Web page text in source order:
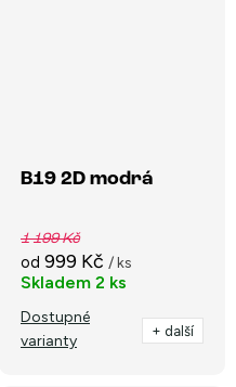
B19 2D modrá
1 199 Kč
od 999 Kč / ks
Skladem 2 ks
Dostupné
varianty
+ další